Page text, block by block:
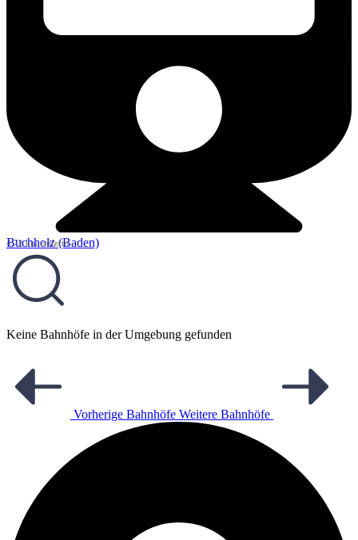
Buchholz (Baden)
4,72 km entfernt
Keine Bahnhöfe in der Umgebung gefunden
Vorherige Bahnhöfe Weitere Bahnhöfe